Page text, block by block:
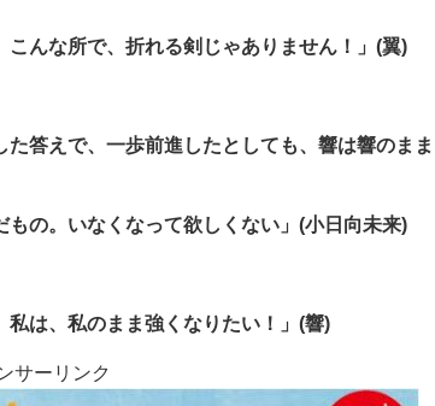
こんな所で、折れる剣じゃありません！」(翼)
た答えで、一歩前進したとしても、響は響のまま
の。 いなくなって欲しくない」(小日向未来)
私は、私のまま強くなりたい！」(響)
サーリンク